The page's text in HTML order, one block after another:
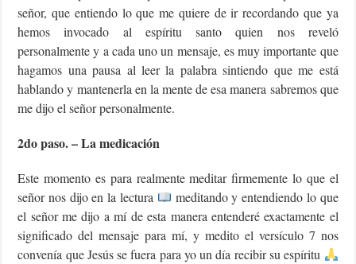
señor, que entiendo lo que me quiere de ir recordando que ya
hemos invocado al espíritu santo quien nos reveló
personalmente y a cada uno un mensaje, es muy importante que
hagamos una pausa al leer la palabra sintiendo que me está
hablando y mantenerla en la mente de esa manera sabremos que
me dijo el señor personalmente.
2do paso. – La medicación
Este momento es para realmente meditar firmemente lo que el
señor nos dijo en la lectura
meditando y entendiendo lo que
el señor me dijo a mí de esta manera entenderé exactamente el
significado del mensaje para mí, y medito el versículo 7 nos
convenía que Jesús se fuera para yo un día recibir su espíritu